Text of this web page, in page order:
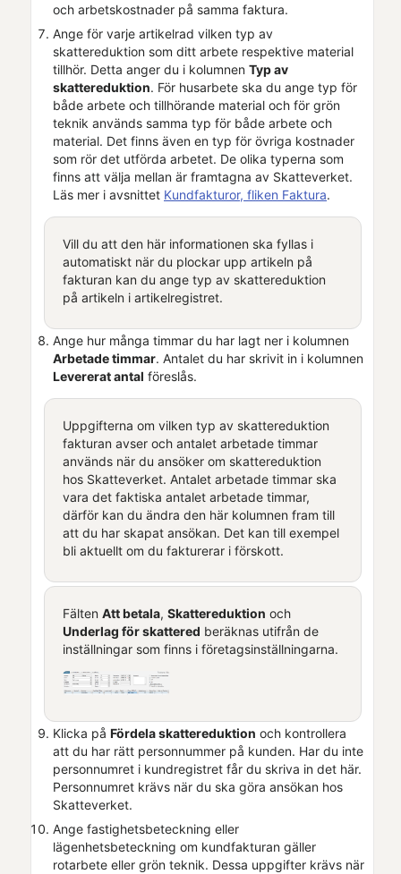
och arbetskostnader på samma faktura.
Ange för varje artikelrad vilken typ av
skattereduktion som ditt arbete respektive material
tillhör. Detta anger du i kolumnen Typ av
skattereduktion. För husarbete ska du ange typ för
både arbete och tillhörande material och för grön
teknik används samma typ för både arbete och
material. Det finns även en typ för övriga kostnader
som rör det utförda arbetet. De olika typerna som
finns att välja mellan är framtagna av Skatteverket.
Läs mer i avsnittet Kundfakturor, fliken Faktura.
Vill du att den här informationen ska fyllas i
automatiskt när du plockar upp artikeln på
fakturan kan du ange typ av skattereduktion
på artikeln i artikelregistret.
Ange hur många timmar du har lagt ner i kolumnen
Arbetade timmar. Antalet du har skrivit in i kolumnen
Levererat antal föreslås.
Uppgifterna om vilken typ av skattereduktion
fakturan avser och antalet arbetade timmar
används när du ansöker om skattereduktion
hos Skatteverket. Antalet arbetade timmar ska
vara det faktiska antalet arbetade timmar,
därför kan du ändra den här kolumnen fram till
att du har skapat ansökan. Det kan till exempel
bli aktuellt om du fakturerar i förskott.
Fälten Att betala, Skattereduktion och
Underlag för skattered beräknas utifrån de
inställningar som finns i företagsinställningarna.
Klicka på Fördela skattereduktion och kontrollera
att du har rätt personnummer på kunden. Har du inte
personnumret i kundregistret får du skriva in det här.
Personnumret krävs när du ska göra ansökan hos
Skatteverket.
Ange fastighetsbeteckning eller
lägenhetsbeteckning om kundfakturan gäller
rotarbete eller grön teknik. Dessa uppgifter krävs när